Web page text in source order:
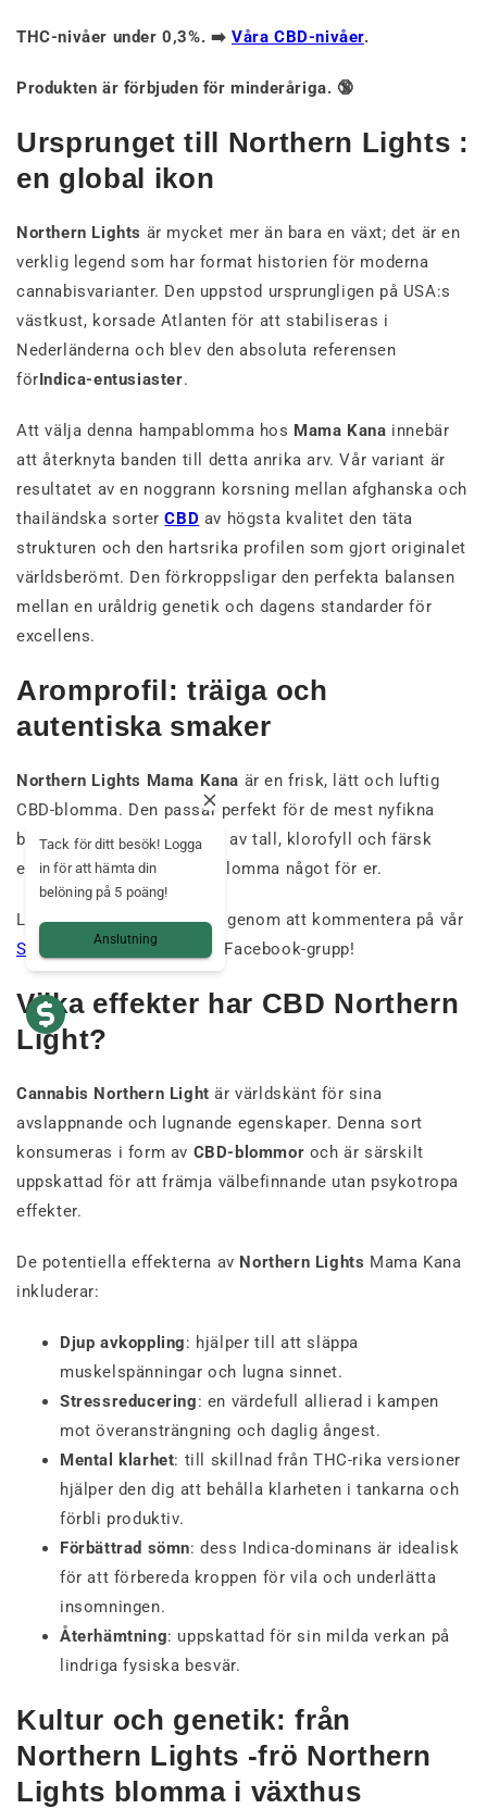
THC-nivåer under 0,3%. ➡️Våra CBD-nivåer.
Produkten är förbjuden för minderåriga. 🔞
Ursprunget till Northern Lights :
en global ikon
Northern Lights är mycket mer än bara en växt; det är en
verklig legend som har format historien för moderna
cannabisvarianter. Den uppstod ursprungligen på USA:s
västkust, korsade Atlanten för att stabiliseras i
Nederländerna och blev den absoluta referensen
förIndica-entusiaster.
Att välja denna hampablomma hos Mama Kana innebär
att återknyta banden till detta anrika arv. Vår variant är
resultatet av en noggrann korsning mellan afghanska och
thailändska sorterCBD av högsta kvalitet den täta
strukturen och den hartsrika profilen som gjort originalet
världsberömt. Den förkroppsligar den perfekta balansen
mellan en uråldrig genetik och dagens standarder för
excellens.
Aromprofil: träiga och
autentiska smaker
Northern Lights Mama Kana är en frisk, lätt och luftig
CBD-blomma. Den passar perfekt för de mest nyfikna
bland er. Om ni gillar toner av tall, klorofyll och färsk
eukalyptus är denna CBD-blomma något för er.
Låt oss veta vad du tycker genom att kommentera på vår
Sverige CBD - Mama Kana
Facebook-grupp!
Vilka effekter har CBD Northern
Light?
Cannabis Northern Light är världskänt för sina
avslappnande och lugnande egenskaper. Denna sort
konsumeras i form av CBD-blommor och är särskilt
uppskattad för att främja välbefinnande utan psykotropa
effekter.
De potentiella effekterna av Northern Lights Mama Kana
inkluderar:
Djup avkoppling: hjälper till att släppa
muskelspänningar och lugna sinnet.
Stressreducering: en värdefull allierad i kampen
mot överansträngning och daglig ångest.
Mental klarhet: till skillnad från THC-rika versioner
hjälper den dig att behålla klarheten i tankarna och
förbli produktiv.
Förbättrad sömn: dess Indica-dominans är idealisk
för att förbereda kroppen för vila och underlätta
insomningen.
Återhämtning: uppskattad för sin milda verkan på
lindriga fysiska besvär.
Kultur och genetik: från
Northern Lights -frö Northern
Lights blomma i växthus
Tack för ditt besök! Logga
in för att hämta din
belöning på 5 poäng!
Anslutning